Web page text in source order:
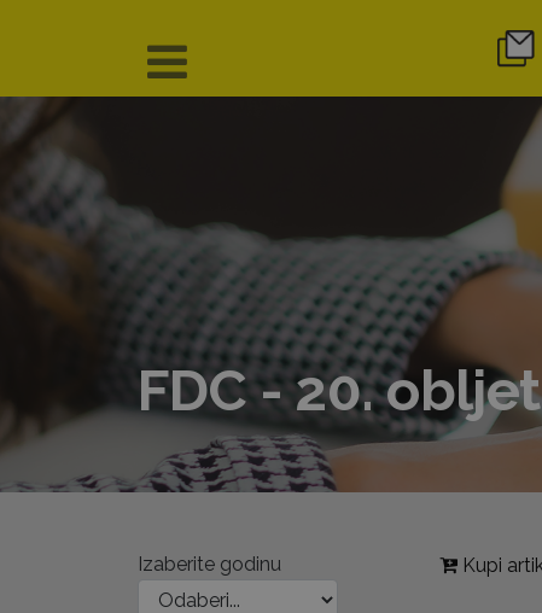
FDC - 20.
Izaberite godinu Kupi